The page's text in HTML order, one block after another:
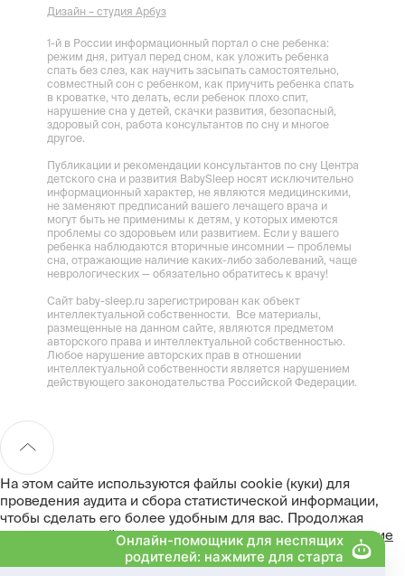
Дизайн – студия Арбуз
1-й в России информационный портал о сне ребенка:
режим дня, ритуал перед сном, как уложить ребенка
спать без слез, как научить засыпать самостоятельно,
совместный сон с ребенком, как приучить ребенка спать
в кроватке, что делать, если ребенок плохо спит,
нарушение сна у детей, скачки развития, безопасный,
здоровый сон, работа консультантов по сну и многое
другое.
Публикации и рекомендации консультантов по сну Центра
детского сна и развития BabySleep носят исключительно
информационный характер, не являются медицинскими,
не заменяют предписаний вашего лечащего врача и
могут быть не применимы к детям, у которых имеются
проблемы со здоровьем или развитием. Если у вашего
ребенка наблюдаются вторичные инсомнии — проблемы
сна, отражающие наличие каких-либо заболеваний, чаще
неврологических — обязательно обратитесь к врачу!
Сайт baby-sleep.ru зарегистрирован как объект
интеллектуальной собственности. Все материалы,
размещенные на данном сайте, являются предметом
авторского права и интеллектуальной собственностью.
Любое нарушение авторских прав в отношении
интеллектуальной собственности является нарушением
действующего законодательства Российской Федерации.
На этом сайте используются файлы cookie (куки) для
проведения аудита и сбора статистической информации,
чтобы сделать его более удобным для вас. Продолжая
пользоваться сайтом, вы даетесогласие на использование
. Подробнее вПолитике cookie
Хорошо